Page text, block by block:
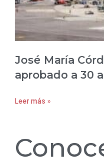
José María
aprobado a 30
Leer más »